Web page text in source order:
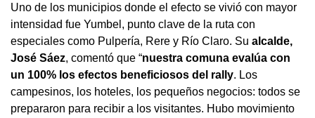
Uno de los municipios donde el efecto se vivió con mayor
intensidad fue Yumbel, punto clave de la ruta con
especiales como Pulpería, Rere y Río Claro. Su alcalde,
José Sáez, comentó que “nuestra comuna evalúa con
un 100% los efectos beneficiosos del rally. Los
campesinos, los hoteles, los pequeños negocios: todos se
prepararon para recibir a los visitantes. Hubo movimiento